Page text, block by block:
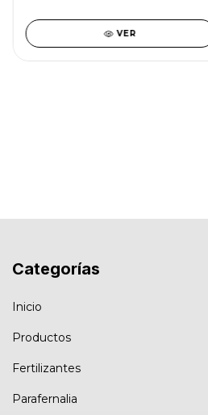
VER
Categorías
Inicio
Productos
Fertilizantes
Parafernalia